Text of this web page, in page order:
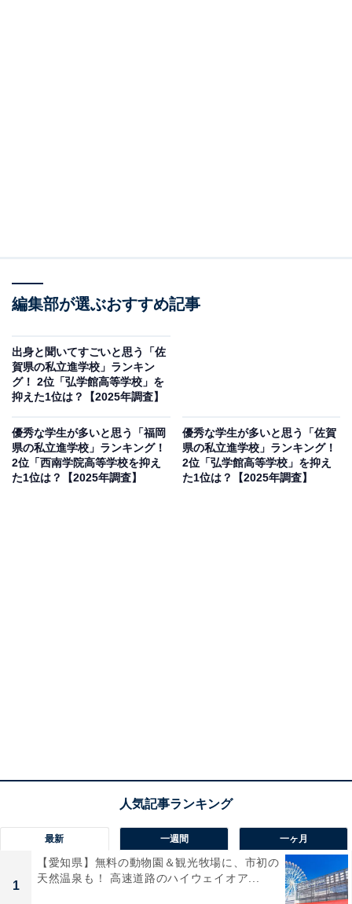
編集部が選ぶおすすめ記事
出身と聞いてすごいと思う「佐
賀県の私立進学校」ランキン
グ！ 2位「弘学館高等学校」を
抑えた1位は？【2025年調査】
優秀な学生が多いと思う「福岡
県の私立進学校」ランキング！
2位「西南学院高等学校を抑え
た1位は？【2025年調査】
優秀な学生が多いと思う「佐賀
県の私立進学校」ランキング！
2位「弘学館高等学校」を抑え
た1位は？【2025年調査】
最新 一週間 一ヶ月
1
【愛知県】無料の動物園＆観光牧場に、市初の
天然温泉も！ 高速道路のハイウェイオア...